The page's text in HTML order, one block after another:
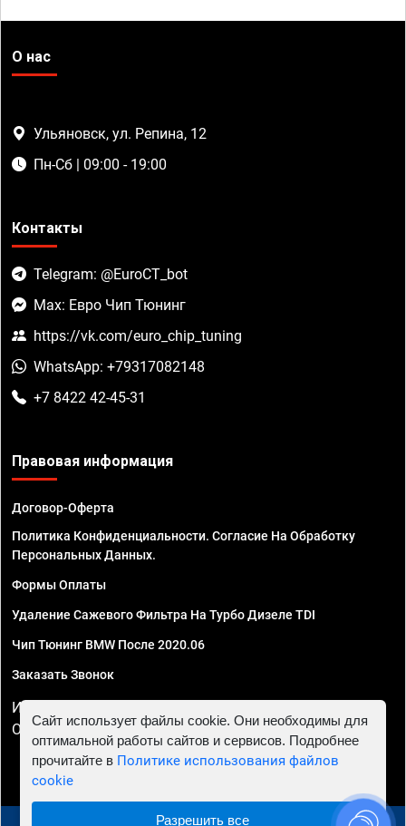
О нас
Ульяновск, ул. Репина, 12
Пн-Сб | 09:00 - 19:00
Контакты
Telegram: @EuroCT_bot
Max: Евро Чип Тюнинг
https://vk.com/euro_chip_tuning
WhatsApp: +79317082148
+7 8422 42-45-31
Правовая информация
Договор-Оферта
Политика Конфиденциальности. Согласие На Обработку
Персональных Данных.
Формы Оплаты
Удаление Сажевого Фильтра На Турбо Дизеле TDI
Чип Тюнинг BMW После 2020.06
Заказать Звонок
ИП Смирнов Георгий Павлович. ИНН 781302555843,
ОГРНИП 324470400032610
Сайт использует файлы cookie. Они необходимы для
оптимальной работы сайтов и сервисов. Подробнее
прочитайте в Политике использования файлов
cookie
Разрешить все